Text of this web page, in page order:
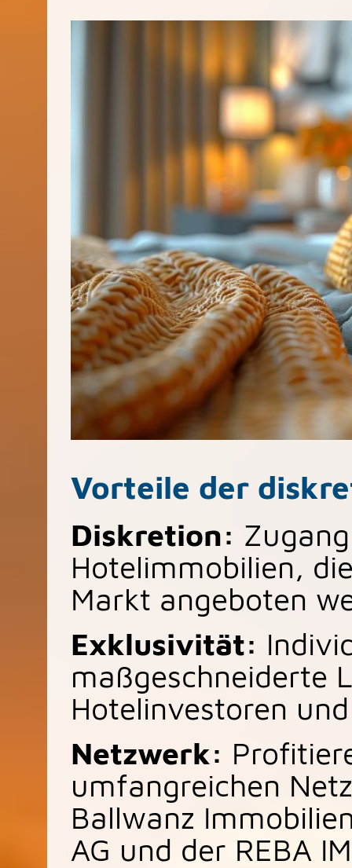
Vorteile der
Diskretion:
Hotelimmobilien,
Markt angeboten
Exklusivität:
maßgeschneiderte
Hotelinvestoren
Netzwerk:
umfangreichen
Ballwanz
AG und der REBA